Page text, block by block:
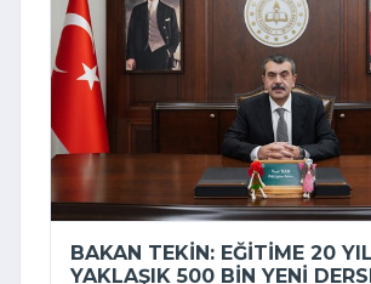
BAKAN TEKIN: EĞITIME 20
YAKLAŞIK 500 BIN YENI